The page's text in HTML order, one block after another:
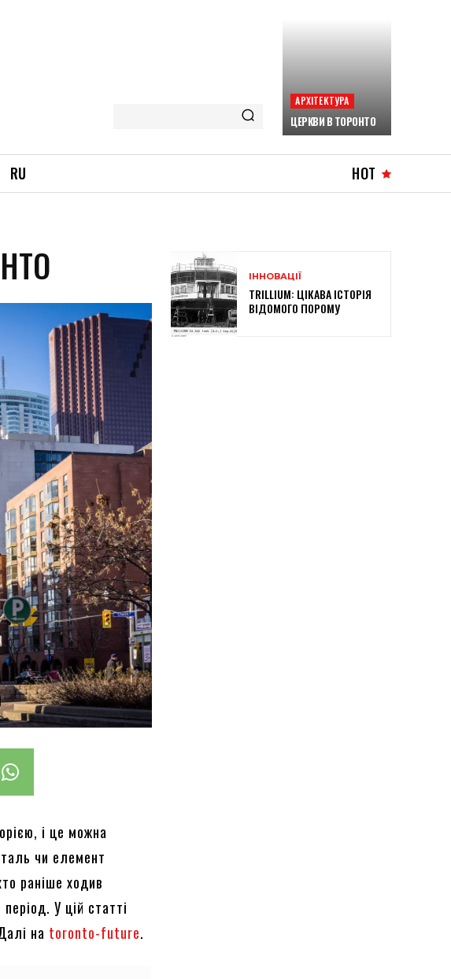
АРХІТЕКТУРА
ЦЕРКВИ В ТОРОНТО
RU HOT
і це можна
чи елемент
раніше ходив
У цій статті
на toronto-future.
ІННОВАЦІЇ
TRILLIUM: ЦІКАВА ІСТОРІЯ
ВІДОМОГО ПОРОМУ